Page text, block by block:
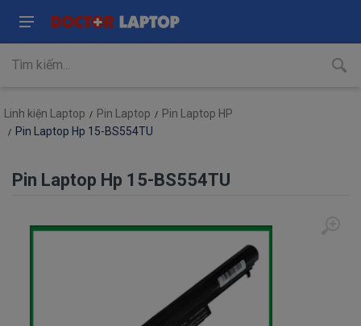
Linh kiện Laptop Pin Laptop
Pin Laptop HP
Pin Laptop Hp 15-BS554TU
Pin Laptop Hp 15-BS554TU